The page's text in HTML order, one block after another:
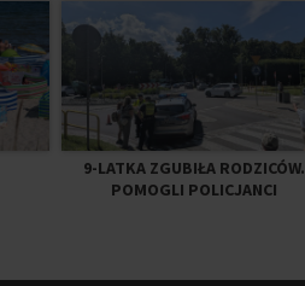
9-LATKA ZGUBIŁA RODZICÓW.
POMOGLI POLICJANCI